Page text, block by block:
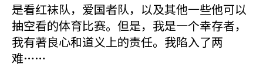
是看红袜队，爱国者队，以及其他一些他可以
抽空看的体育比赛。但是，我是一个幸存者，
我有著良心和道义上的责任。我陷入了两
难……